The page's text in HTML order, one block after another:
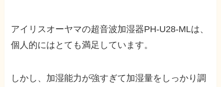
アイリスオーヤマの超音波加湿器PH-U28-MLは、
個人的にはとても満足しています。
しかし、 加湿能力が強すぎて加湿量をしっかり調